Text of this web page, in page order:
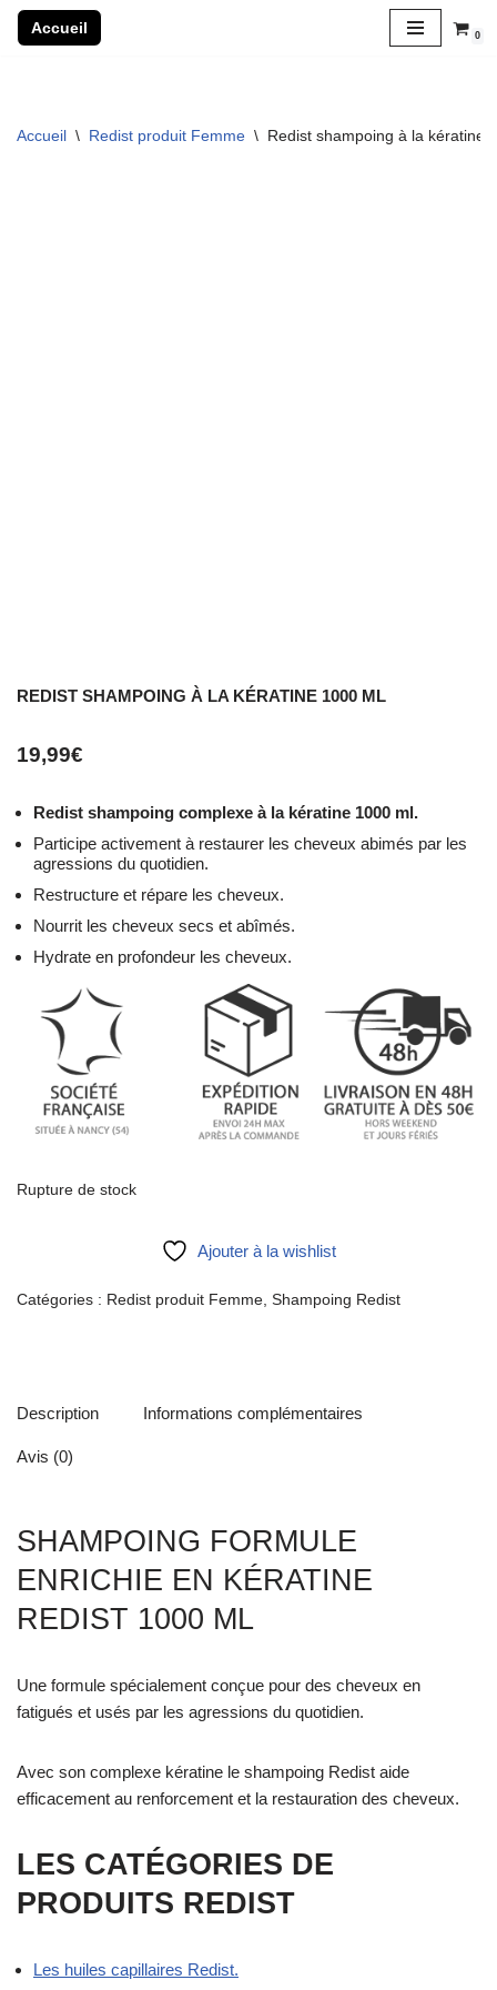
Accueil 0
Accueil \ Redist produit Femme \ Redist shampoing à la kératine
REDIST SHAMPOING À LA KÉRATINE 1000 ML
19,99€
Redist shampoing complexe à la kératine 1000 ml.
Participe activement à restaurer les cheveux abimés par les
agressions du quotidien.
Restructure et répare les cheveux.
Nourrit les cheveux secs et abîmés.
Hydrate en profondeur les cheveux.
Rupture de stock
Ajouter à la wishlist
Catégories : Redist produit Femme, Shampoing Redist
Description Informations complémentaires
Avis (0)
SHAMPOING FORMULE
ENRICHIE EN KÉRATINE
REDIST 1000 ML
Une formule spécialement conçue pour des cheveux en
fatigués et usés par les agressions du quotidien.
Avec son complexe kératine le shampoing Redist aide
efficacement au renforcement et la restauration des cheveux.
LES CATÉGORIES DE
PRODUITS REDIST
Les huiles capillaires Redist.